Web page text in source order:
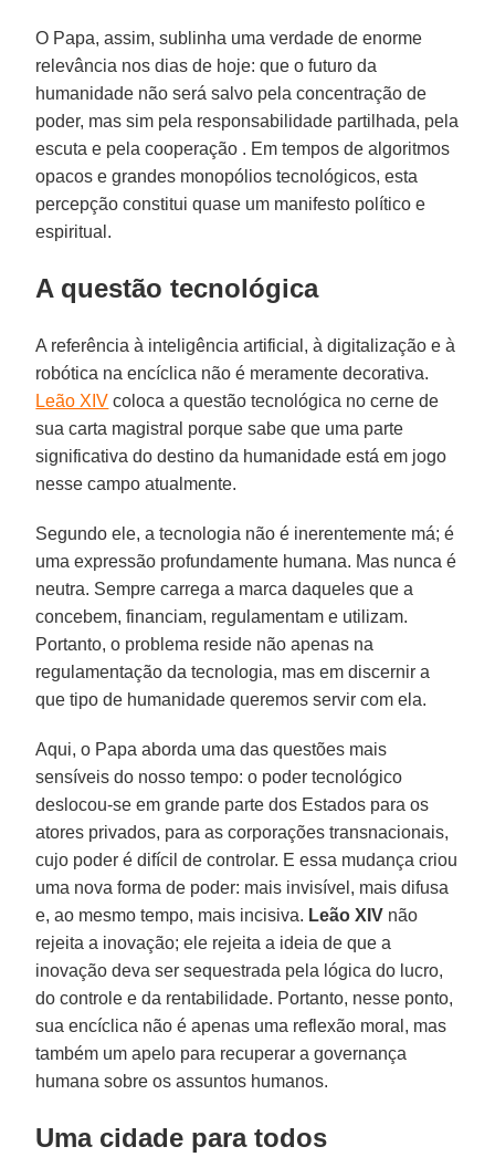
O Papa, assim, sublinha uma verdade de enorme
relevância nos dias de hoje: que o futuro da
humanidade não será salvo pela concentração de
poder, mas sim pela responsabilidade partilhada, pela
escuta e pela cooperação . Em tempos de algoritmos
opacos e grandes monopólios tecnológicos, esta
percepção constitui quase um manifesto político e
espiritual.
A questão tecnológica
A referência à inteligência artificial, à digitalização e à
robótica na encíclica não é meramente decorativa.
Leão XIV coloca a questão tecnológica no cerne de
sua carta magistral porque sabe que uma parte
significativa do destino da humanidade está em jogo
nesse campo atualmente.
Segundo ele, a tecnologia não é inerentemente má; é
uma expressão profundamente humana. Mas nunca é
neutra. Sempre carrega a marca daqueles que a
concebem, financiam, regulamentam e utilizam.
Portanto, o problema reside não apenas na
regulamentação da tecnologia, mas em discernir a
que tipo de humanidade queremos servir com ela.
Aqui, o Papa aborda uma das questões mais
sensíveis do nosso tempo: o poder tecnológico
deslocou-se em grande parte dos Estados para os
atores privados, para as corporações transnacionais,
cujo poder é difícil de controlar. E essa mudança criou
uma nova forma de poder: mais invisível, mais difusa
e, ao mesmo tempo, mais incisiva. Leão XIV não
rejeita a inovação; ele rejeita a ideia de que a
inovação deva ser sequestrada pela lógica do lucro,
do controle e da rentabilidade. Portanto, nesse ponto,
sua encíclica não é apenas uma reflexão moral, mas
também um apelo para recuperar a governança
humana sobre os assuntos humanos.
Uma cidade para todos